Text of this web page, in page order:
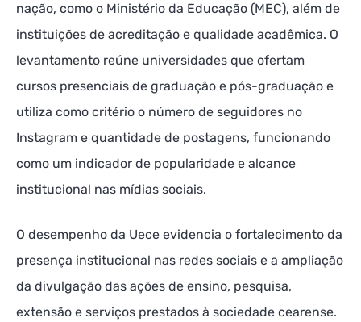
nação, como o Ministério da Educação (MEC), além de
instituições de acreditação e qualidade acadêmica. O
levantamento reúne universidades que ofertam
cursos presenciais de graduação e pós-graduação e
utiliza como critério o número de seguidores no
Instagram e quantidade de postagens, funcionando
como um indicador de popularidade e alcance
institucional nas mídias sociais.
O desempenho da Uece evidencia o fortalecimento da
presença institucional nas redes sociais e a ampliação
da divulgação das ações de ensino, pesquisa,
extensão e serviços prestados à sociedade cearense.